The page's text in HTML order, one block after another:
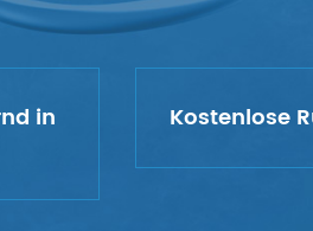
in
Kostenlose